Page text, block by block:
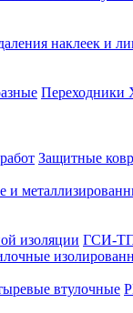
наклеек и
Переходники
Защитные
изоляции ГСИ-ТП
втулочные